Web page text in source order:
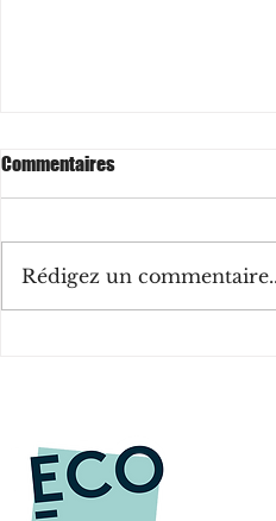
Commentaires
Rédigez un